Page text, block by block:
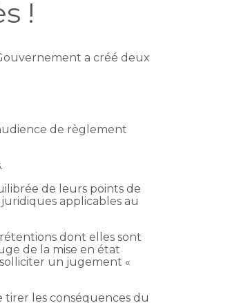
!
a créé deux
de règlement
de leurs points de
applicables au
dont elles sont
de la mise en état
un jugement «
tirer les conséquences du